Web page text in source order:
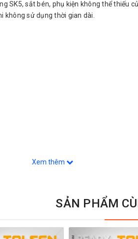
SK5, sắt bén, phụ kiện không thể thiếu
không sử dụng thời gian dài.
Xem thêm
SẢN PHẨM